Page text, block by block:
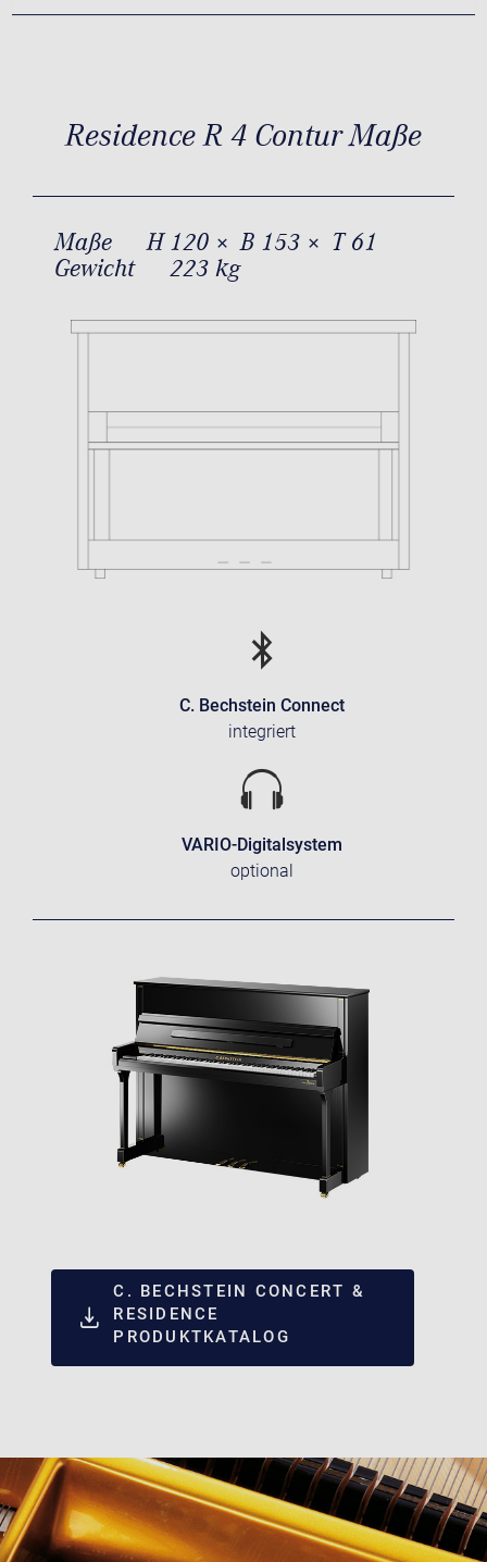
Residence R 4 Contur Maße
Maße
H 120 × B 153 × T 61
Gewicht
223 kg
C. Bechstein Connect
integriert
VARIO-Digitalsystem
optional
C. BECHSTEIN CONCERT &
RESIDENCE
PRODUKTKATALOG